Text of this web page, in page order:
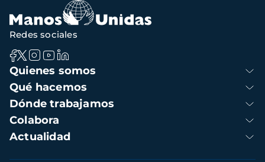
Navegación
principal
Quienes somos
Qué hacemos
Dónde trabajamos
Colabora
Actualidad
Redes sociales